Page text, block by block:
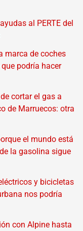
al PERTE del
marca de coches
podría hacer
cortar el gas a
de Marruecos: otra
el mundo está
la gasolina sigue
y bicicletas
nos podría
con Alpine hasta